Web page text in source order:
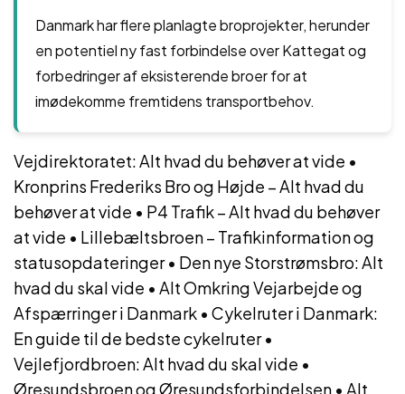
Danmark har flere planlagte broprojekter, herunder
en potentiel ny fast forbindelse over Kattegat og
forbedringer af eksisterende broer for at
imødekomme fremtidens transportbehov.
Vejdirektoratet: Alt hvad du behøver at vide •
Kronprins Frederiks Bro og Højde – Alt hvad du
behøver at vide • P4 Trafik – Alt hvad du behøver
at vide • Lillebæltsbroen – Trafikinformation og
statusopdateringer• Den nye Storstrømsbro: Alt
hvad du skal vide • Alt Omkring Vejarbejde og
Afspærringer i Danmark • Cykelruter i Danmark:
En guide til de bedste cykelruter•
Vejlefjordbroen: Alt hvad du skal vide •
Øresundsbroen og Øresundsforbindelsen • Alt